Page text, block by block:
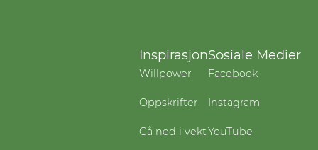
Inspirasjon
Willpower
Oppskrifter
Gå ned i vekt
Sosiale Medier
Facebook
Instagram
YouTube